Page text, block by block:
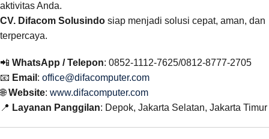
aktivitas Anda.
CV. Difacom Solusindo siap menjadi solusi cepat, aman, dan
terpercaya.
📲 WhatsApp / Telepon: 0852-1112-7625/0812-8777-2705
📧 Email : office@difacomputer.com
🌐Website: www.difacomputer.com
📍 Layanan Panggilan: Depok, Jakarta Selatan, Jakarta Timur